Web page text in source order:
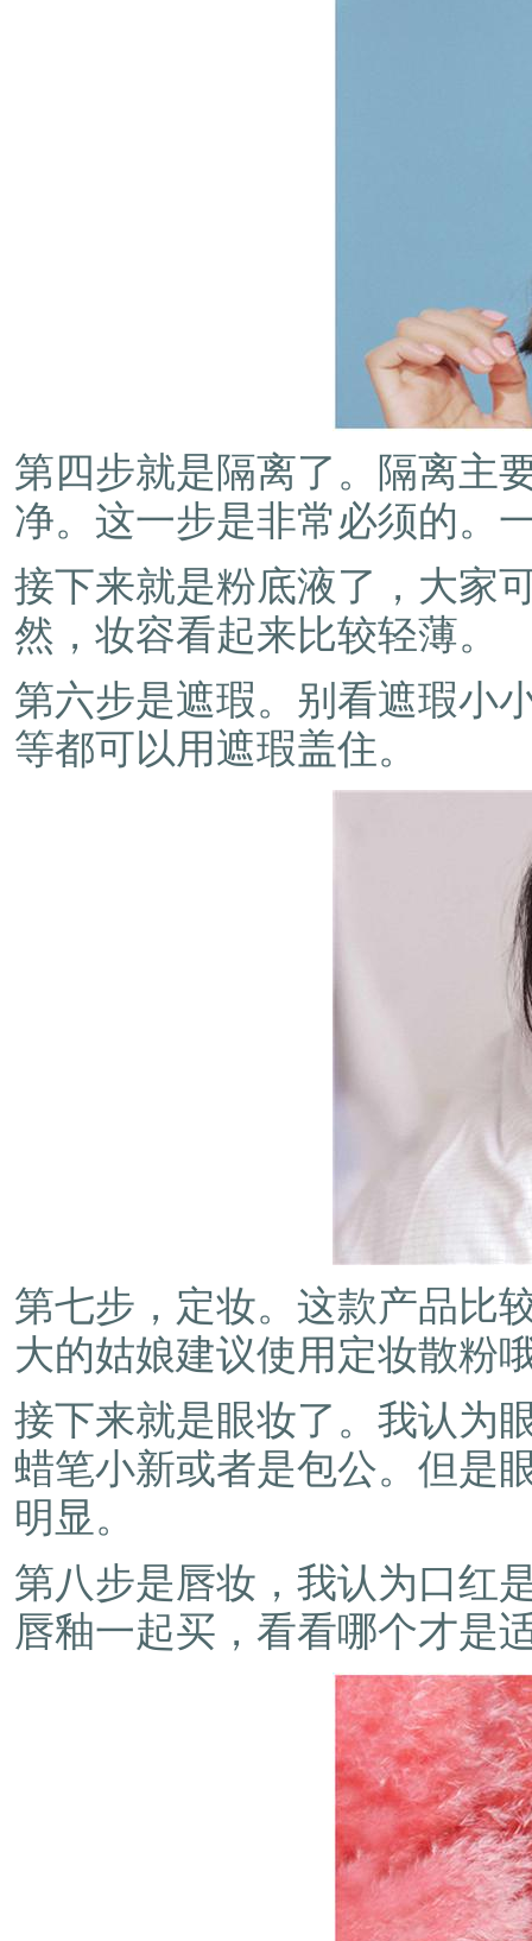
第四步就是隔离了。隔离主
净。这一步是非常必须的。
接下来就是粉底液了，大家
然，妆容看起来比较轻薄。
第六步是遮瑕。别看遮瑕小
等都可以用遮瑕盖住。
第七步，定妆。这款产品比
大的姑娘建议使用定妆散粉
接下来就是眼妆了。我认为
蜡笔小新或者是包公。但是
明显。
第八步是唇妆，我认为口红
唇釉一起买，看看哪个才是